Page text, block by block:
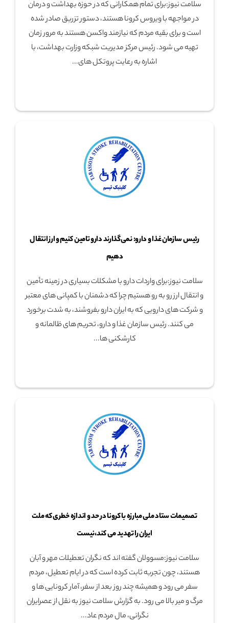
سلامت نیوز:برای تمام همکارانی که در حوزه بهداشت و درمان
در مواجهه با ویروس کرونا هستند، دستور تزریق صادر شده
است و برای بقیه مردم که نیازمند واکسن هستند به مرور زمان
تهیه می شود. رئیس مرکز مدیریت شبکه وزارت بهداشت، با
اشاره به رعایت پروتکل های...
رئیس سازمان غذا و دارو: نمی‌گذارند دارو تامین کنیم و ارز انتقال
دهیم
سلامت نیوز:برای واردات دارو با مشکلات بسیاری در زمینه تأمین
و انتقال ارز رو به رو هستیم چرا که دشمنان با کمپانی های معتبر
و شرکت های دارویی که به ایران دارو بفروشند، به شدت برخورد
می کنند. رئیس سازمان غذا و دارو، تحریم های ظالمانه و
کارشکنی ها...
تصمیمات ستاد ملی مبارزه با کرونا در حد و اندازه خطری که ملت
ایران را تهدید می کند،نیست
سلامت نیوز:مسوولان گفته اند که نگران تعطیلات مهر و آبان
هستند، چون تجربه ثابت کرده است که در ایام تعطیل، مردم
سفر می رود و همیشه چند روز بعد از سفر، آمار کرونایی ها و
مرگ و میر بالا می رود. به گزارش سلامت نیوز به نقل از عصرایران
نگرانی، مال مردم عاد...